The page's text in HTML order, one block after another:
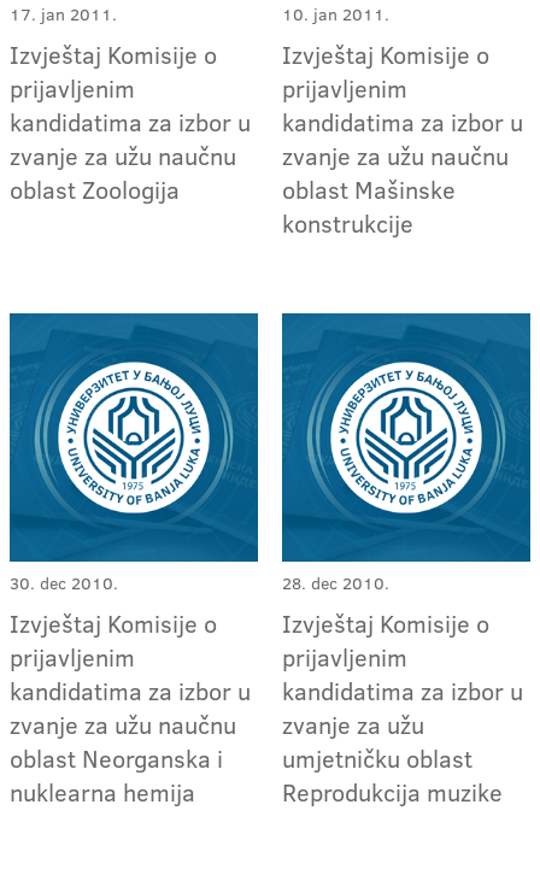
17. jan 2011.
Izvještaj Komisije o
prijavljenim
kandidatima za izbor u
zvanje za užu naučnu
oblast Zoologija
10. jan 2011.
Izvještaj Komisije o
prijavljenim
kandidatima za izbor u
zvanje za užu naučnu
oblast Mašinske
konstrukcije
30. dec 2010.
Izvještaj Komisije o
prijavljenim
kandidatima za izbor u
zvanje za užu naučnu
oblast Neorganska i
nuklearna hemija
28. dec 2010.
Izvještaj Komisije o
prijavljenim
kandidatima za izbor u
zvanje za užu
umjetničku oblast
Reprodukcija muzike